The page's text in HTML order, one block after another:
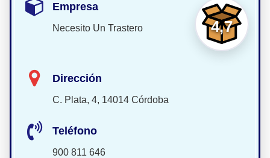
4,7
Empresa
Necesito Un Trastero
Dirección
C. Plata, 4, 14014 Córdoba
Teléfono
900 811 646